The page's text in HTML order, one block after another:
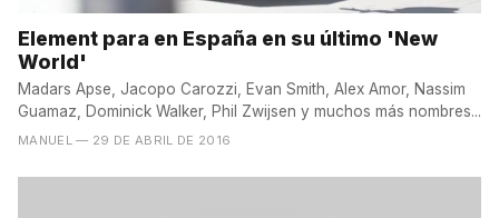
Element para en España en su último 'New
World'
Madars Apse, Jacopo Carozzi, Evan Smith, Alex Amor, Nassim
Guamaz, Dominick Walker, Phil Zwijsen y muchos más nombres...
MANUEL — 29 DE ABRIL DE 2016